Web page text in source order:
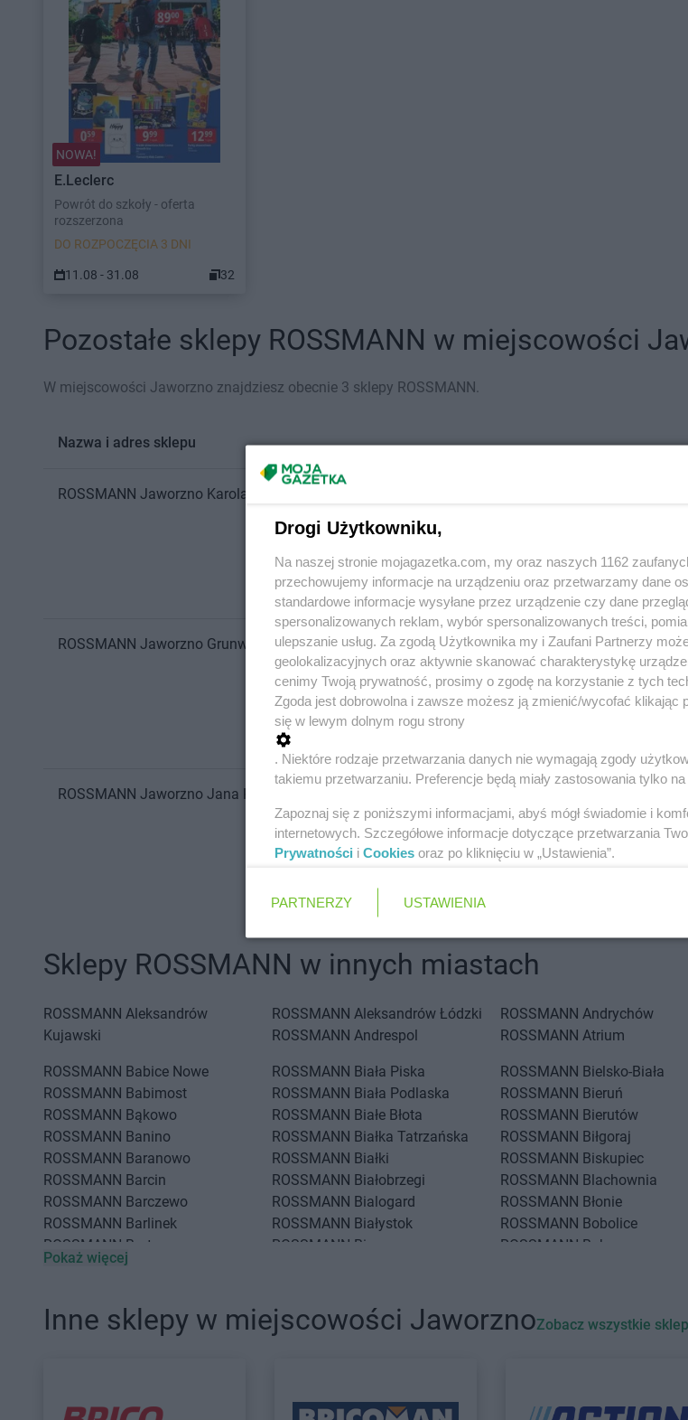
NOWA!
E.Leclerc
Powrót do szkoły - oferta
rozszerzona
DO ROZPOCZĘCIA 3 DNI
11.08 - 31.08 32
Pozostałe sklepy ROSSMANN w miejscowości
W miejscowości Jaworzno znajdziesz obecnie 3 sklepy ROSSMANN.
Nazwa i adres sklepu
ROSSMANN Jaworzno Karola Olszewskiego 2a
ROSSMANN Jaworzno Grunwaldzka 59
ROSSMANN Jaworzno Jana Kantego Steczkowskiego 4
Sklepy ROSSMANN w innych miastach
ROSSMANN Aleksandrów
Kujawski
ROSSMANN Aleksandrów Łódzki
ROSSMANN Andrespol
ROSSMANN Andrychów
ROSSMANN Atrium
ROSSMANN Babice Nowe
ROSSMANN Babimost
ROSSMANN Bąkowo
ROSSMANN Banino
ROSSMANN Baranowo
ROSSMANN Barcin
ROSSMANN Barczewo
ROSSMANN Barlinek
ROSSMANN Bartoszyce
ROSSMANN Barwice
ROSSMANN Bełchatów
ROSSMANN Bełżyce
ROSSMANN Biała Piska
ROSSMANN Biała Podlaska
ROSSMANN Białe Błota
ROSSMANN Białka Tatrzańska
ROSSMANN Białki
ROSSMANN Białobrzegi
ROSSMANN Bialogard
ROSSMANN Białystok
ROSSMANN Biecz
ROSSMANN Bielawa
ROSSMANN Bielsk Podlaski
ROSSMANN Bielsko-Biała
ROSSMANN Bieruń
ROSSMANN Bierutów
ROSSMANN Biłgoraj
ROSSMANN Biskupiec
ROSSMANN Blachownia
ROSSMANN Błonie
ROSSMANN Bobolice
ROSSMANN Bobowa
ROSSMANN
ROSSMANN Boguszów-Gorce
ROSSMANN Chełmek
ROSSMANN Chojnice
ROSSMANN Ciechanowiec
Pokaż więcej
Inne sklepy w miejscowości JaworznoZobacz wszystkie
Drogi Użytkowniku,
Na naszej stronie mojagazetka.com, my oraz naszych 1162
przechowujemy informacje na urządzeniu oraz przetwarzamy dane
standardowe informacje wysyłane przez urządzenie czy dane
spersonalizowanych reklam, wybór spersonalizowanych treści,
ulepszanie usług. Za zgodą Użytkownika my i Zaufani Partnerzy
geolokalizacyjnych oraz aktywnie skanować charakterystykę
cenimy Twoją prywatność, prosimy o zgodę na korzystanie z tych
Zgoda jest dobrowolna i zawsze możesz ją zmienić/wycofać
się w lewym dolnym rogu strony
. Niektóre rodzaje przetwarzania danych nie wymagają zgody
takiemu przetwarzaniu. Preferencje będą miały zastosowania tylko na
Zapoznaj się z poniższymi informacjami, abyś mógł świadomie i
internetowych. Szczegółowe informacje dotyczące przetwarzania
Prywatności i Cookies oraz po kliknięciu w „Ustawienia”.
PARTNERZY USTAWIENIA